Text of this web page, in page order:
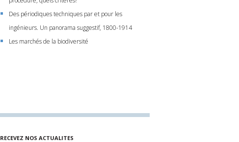
Des périodiques techniques par et pour les
ingénieurs. Un panorama suggestif, 1800-1914
Les marchés de la biodiversité
RECEVEZ NOS ACTUALITES